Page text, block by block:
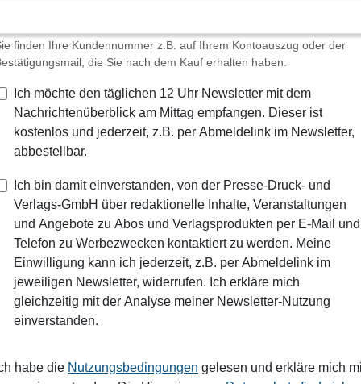
finden Ihre Kundennummer z.B. auf Ihrem Kontoauszug oder der
die Sie nach dem Kauf erhalten haben.
Ich möchte den täglichen 12 Uhr Newsletter mit dem
Nachrichtenüberblick am Mittag empfangen. Dieser ist
kostenlos und jederzeit, z.B. per Abmeldelink im Newsletter,
abbestellbar.
Ich bin damit einverstanden, von der Presse-Druck- und
Verlags-GmbH über redaktionelle Inhalte, Veranstaltungen
und Angebote zu Abos und Verlagsprodukten per E-Mail und
Telefon zu Werbezwecken kontaktiert zu werden. Meine
Einwilligung kann ich jederzeit, z.B. per Abmeldelink im
jeweiligen Newsletter, widerrufen. Ich erkläre mich
gleichzeitig mit der Analyse meiner Newsletter-Nutzung
einverstanden.
habe die Nutzungsbedingungen gelesen und erkläre mich